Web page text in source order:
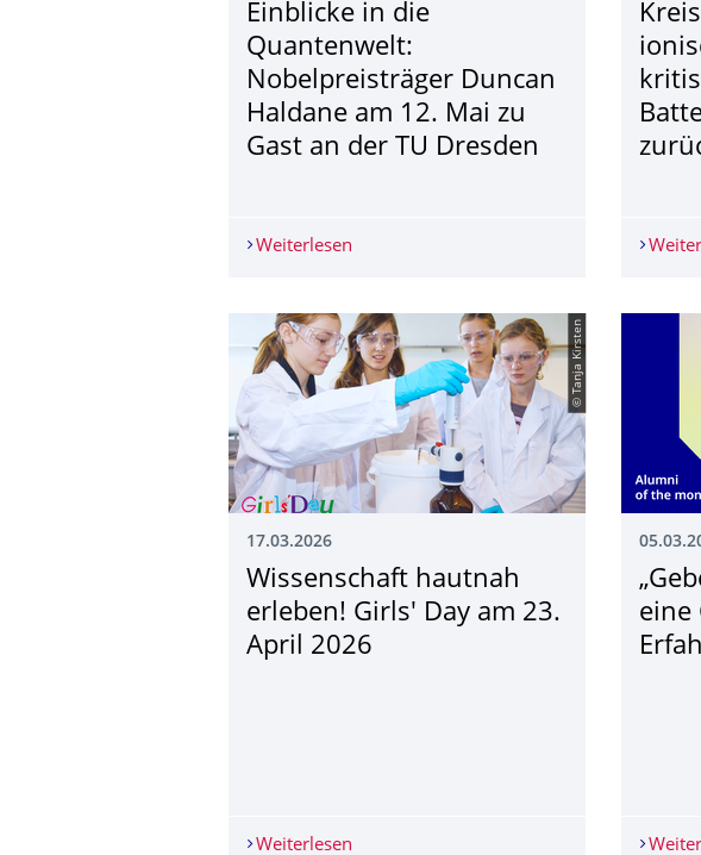
Einblicke in die
Quantenwelt:
Nobelpreisträger Duncan
Haldane am 12. Mai zu
Gast an der TU Dresden
Weiterlesen Einblicke in die Quantenwelt:
© Tanja Kirsten
17.03.2026
Wissenschaft hautnah
erleben! Girls' Day am 23.
April 2026
Weiterlesen Wissenschaft hautnah erleben! Girls' Day
eine